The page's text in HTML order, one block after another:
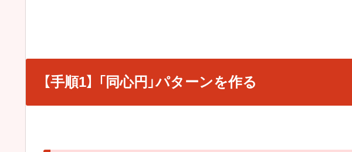
【手順1】 「同心円」パターンを作る